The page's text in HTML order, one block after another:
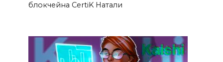
блокчейна CertiK Натали